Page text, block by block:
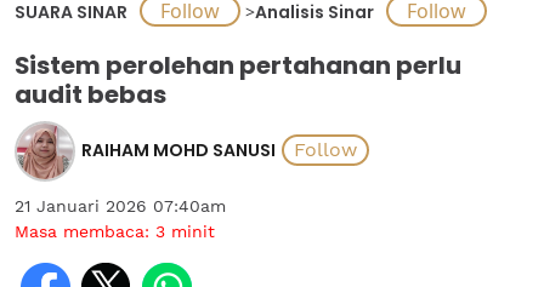
SUARA SINAR >Analisis Sinar
Sistem perolehan pertahanan perlu
audit bebas
RAIHAM MOHD SANUSI
21 Januari 2026 07:40am
Masa membaca: 3 minit